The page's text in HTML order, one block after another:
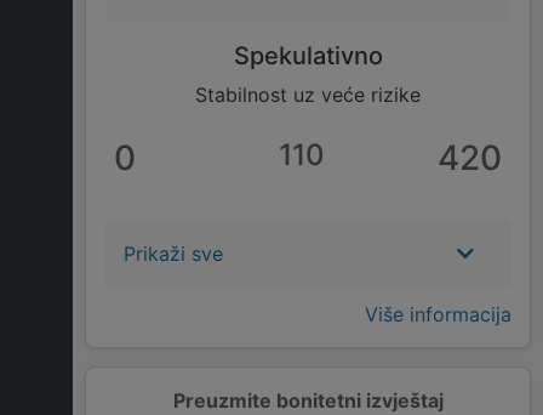
Preuzmite bonitetni izvještaj
Spekulativno
Stabilnost uz veće rizike
0 110 420
Prikaži sve
Više informacija